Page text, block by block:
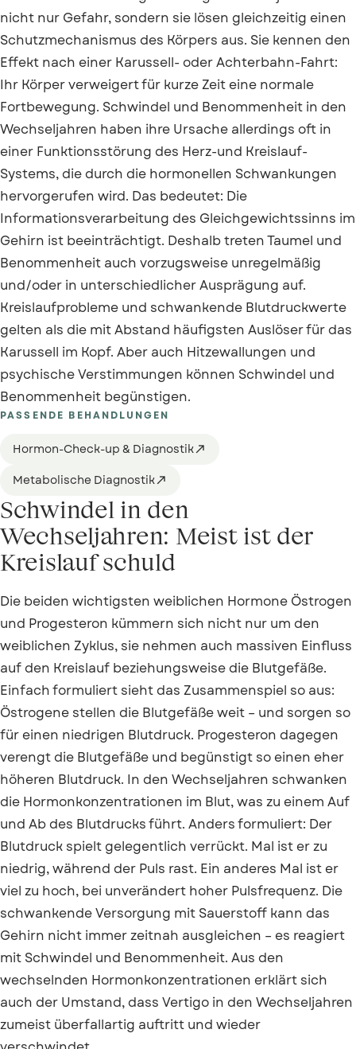
nicht nur Gefahr, sondern sie lösen gleichzeitig einen
Schutzmechanismus des Körpers aus. Sie kennen den
Effekt nach einer Karussell- oder Achterbahn-Fahrt:
Ihr Körper verweigert für kurze Zeit eine normale
Fortbewegung. Schwindel und Benommenheit in den
Wechseljahren haben ihre Ursache allerdings oft in
einer Funktionsstörung des Herz-und Kreislauf-
Systems, die durch die hormonellen Schwankungen
hervorgerufen wird. Das bedeutet: Die
Informationsverarbeitung des Gleichgewichtssinns im
Gehirn ist beeinträchtigt. Deshalb treten Taumel und
Benommenheit auch vorzugsweise unregelmäßig
und/oder in unterschiedlicher Ausprägung auf.
Kreislaufprobleme und schwankende Blutdruckwerte
gelten als die mit Abstand häufigsten Auslöser für das
Karussell im Kopf. Aber auch Hitzewallungen und
psychische Verstimmungen können Schwindel und
Benommenheit begünstigen.
PASSENDE BEHANDLUNGEN
Hormon-Check-up & Diagnostik
Metabolische Diagnostik
Schwindel in den
Wechseljahren: Meist ist der
Kreislauf schuld
Die beiden wichtigsten weiblichen Hormone Östrogen
und Progesteron kümmern sich nicht nur um den
weiblichen Zyklus, sie nehmen auch massiven Einfluss
auf den Kreislauf beziehungsweise die Blutgefäße.
Einfach formuliert sieht das Zusammenspiel so aus:
Östrogene stellen die Blutgefäße weit – und sorgen so
für einen niedrigen Blutdruck. Progesteron dagegen
verengt die Blutgefäße und begünstigt so einen eher
höheren Blutdruck. In den Wechseljahren schwanken
die Hormonkonzentrationen im Blut, was zu einem Auf
und Ab des Blutdrucks führt. Anders formuliert: Der
Blutdruck spielt gelegentlich verrückt. Mal ist er zu
niedrig, während der Puls rast. Ein anderes Mal ist er
viel zu hoch, bei unverändert hoher Pulsfrequenz. Die
schwankende Versorgung mit Sauerstoff kann das
Gehirn nicht immer zeitnah ausgleichen – es reagiert
mit Schwindel und Benommenheit. Aus den
wechselnden Hormonkonzentrationen erklärt sich
auch der Umstand, dass Vertigo in den Wechseljahren
zumeist überfallartig auftritt und wieder